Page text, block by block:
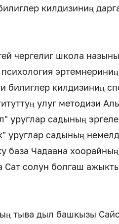
килдизиниң
чергелиг школа
килдизиниң
улуг методизи
уруглар садының
уруглар садының
Чадаана хоорайның
солун болгаш
тыва дыл башкызы